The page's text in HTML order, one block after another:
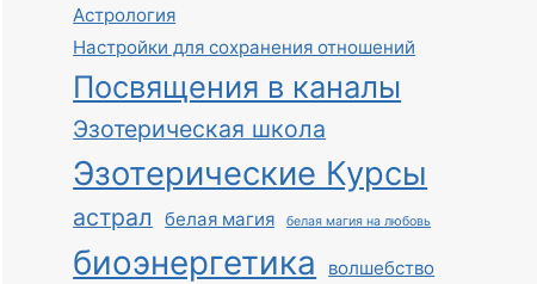
Астрология
Настройки для сохранения отношений
Посвящения в каналы
Эзотерическая школа
Эзотерические Курсы
астрал белая магия белая магия на любовь
биоэнергетика волшебство